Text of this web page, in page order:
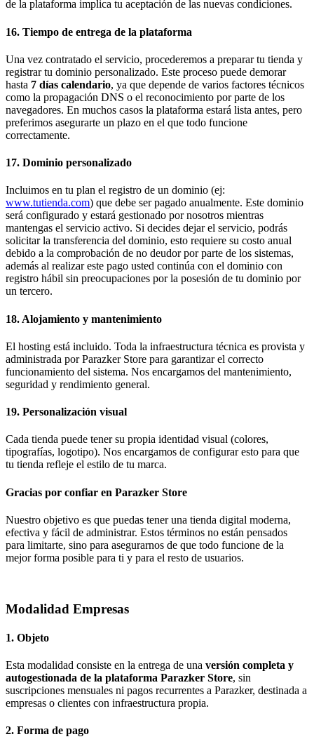
de la plataforma implica tu aceptación de las nuevas condiciones.
16. Tiempo de entrega de la plataforma
Una vez contratado el servicio, procederemos a preparar tu tienda y
registrar tu dominio personalizado. Este proceso puede demorar
hasta 7 días calendario, ya que depende de varios factores técnicos
como la propagación DNS o el reconocimiento por parte de los
navegadores. En muchos casos la plataforma estará lista antes, pero
preferimos asegurarte un plazo en el que todo funcione
correctamente.
17. Dominio personalizado
Incluimos en tu plan el registro de un dominio (ej:
www.tutienda.com) que debe ser pagado anualmente. Este dominio
será configurado y estará gestionado por nosotros mientras
mantengas el servicio activo. Si decides dejar el servicio, podrás
solicitar la transferencia del dominio, esto requiere su costo anual
debido a la comprobación de no deudor por parte de los sistemas,
además al realizar este pago usted continúa con el dominio con
registro hábil sin preocupaciones por la posesión de tu dominio por
un tercero.
18. Alojamiento y mantenimiento
El hosting está incluido. Toda la infraestructura técnica es provista y
administrada por Parazker Store para garantizar el correcto
funcionamiento del sistema. Nos encargamos del mantenimiento,
seguridad y rendimiento general.
19. Personalización visual
Cada tienda puede tener su propia identidad visual (colores,
tipografías, logotipo). Nos encargamos de configurar esto para que
tu tienda refleje el estilo de tu marca.
Gracias por confiar en Parazker Store
Nuestro objetivo es que puedas tener una tienda digital moderna,
efectiva y fácil de administrar. Estos términos no están pensados
para limitarte, sino para asegurarnos de que todo funcione de la
mejor forma posible para ti y para el resto de usuarios.
Modalidad Empresas
1. Objeto
Esta modalidad consiste en la entrega de una versión completa y
autogestionada de la plataforma Parazker Store, sin
suscripciones mensuales ni pagos recurrentes a Parazker, destinada a
empresas o clientes con infraestructura propia.
2. Forma de pago